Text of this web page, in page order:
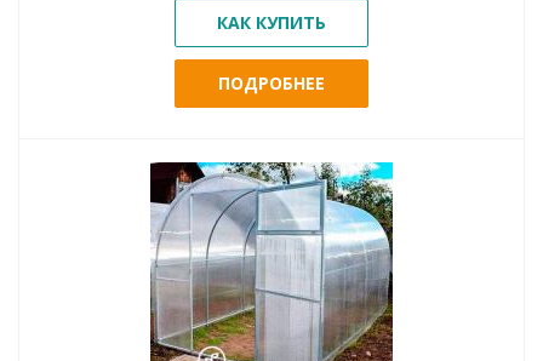
КАК КУПИТЬ
ПОДРОБНЕЕ